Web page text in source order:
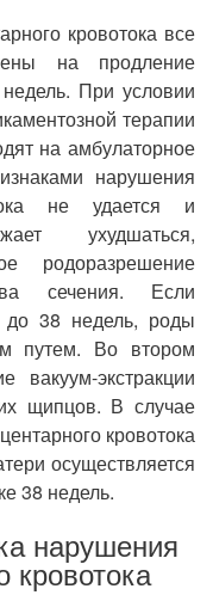
кровотока все
на продление
При условии
терапии
на амбулаторное
нарушения
не удается и
ухудшаться,
родоразрешение
сечения. Если
до 38 недель, роды
путем. Во втором
вакуум-экстракции
щипцов. В случае
кровотока
осуществляется
38 недель.
нарушения
кровотока